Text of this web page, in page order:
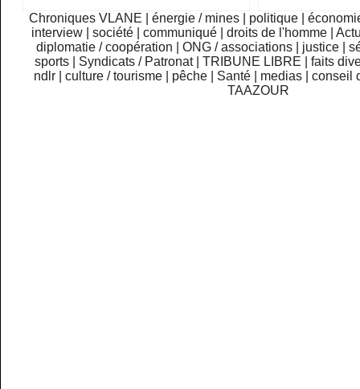
Chroniques VLANE énergie / mines politique
interview
|société |communiqué |droits de l'homme |
diplomatie / coopération
ONG / associations justice
sports
Syndicats / Patronat TRIBUNE LIBRE
faits
ndlr
|culture / tourisme pêche Santé medias |conseil
TAAZOUR